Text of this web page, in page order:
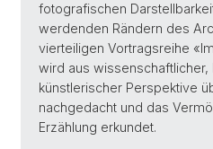
fotografischen
werdenden Rändern des
vierteiligen Vortragsreihe
wird aus wissenschaftlicher,
künstlerischer Perspektive
nachgedacht und das
Erzählung erkundet.